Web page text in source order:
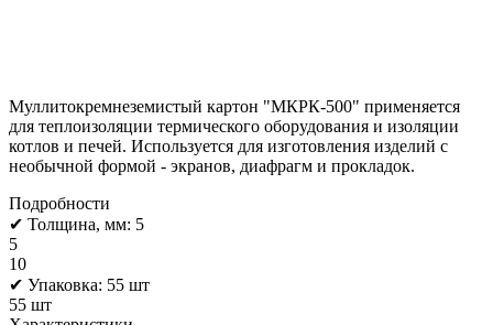
Муллитокремнеземистый картон "МКРК-500" применяется
для теплоизоляции термического оборудования и изоляции
котлов и печей. Используется для изготовления изделий с
необычной формой - экранов, диафрагм и прокладок.
Подробности
✔ Толщина, мм: 5
5
10
✔ Упаковка: 55 шт
55 шт